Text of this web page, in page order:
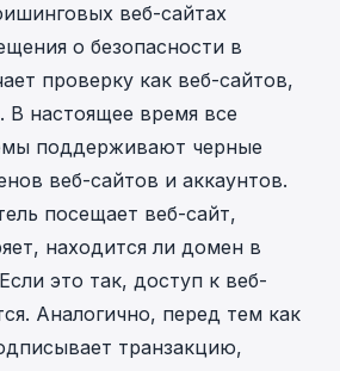
веб-сайтах
о безопасности в
проверку как веб-сайтов,
В настоящее время все
поддерживают черные
веб-сайтов и аккаунтов.
посещает веб-сайт,
находится ли домен в
это так, доступ к веб-
Аналогично, перед тем как
транзакцию,